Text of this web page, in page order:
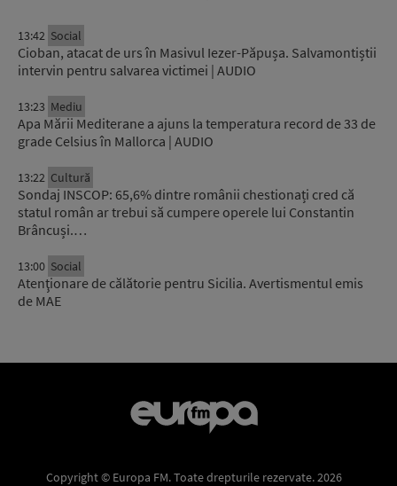
13:42 Social
Cioban, atacat de urs în Masivul Iezer-Păpușa. Salvamontiștii
intervin pentru salvarea victimei | AUDIO
13:23 Mediu
Apa Mării Mediterane a ajuns la temperatura record de 33 de
grade Celsius în Mallorca | AUDIO
13:22 Cultură
Sondaj INSCOP: 65,6% dintre românii chestionați cred că
statul român ar trebui să cumpere operele lui Constantin
Brâncuși.…
13:00 Social
Atenţionare de călătorie pentru Sicilia. Avertismentul emis
de MAE
Copyright © Europa FM. Toate drepturile rezervate. 2026